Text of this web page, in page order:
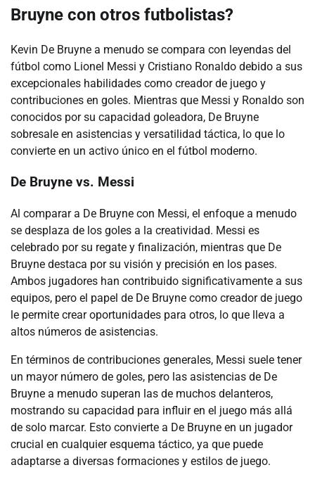
Bruyne con otros futbolistas?
Kevin De Bruyne a menudo se compara con leyendas del
fútbol como Lionel Messi y Cristiano Ronaldo debido a sus
excepcionales habilidades como creador de juego y
contribuciones en goles. Mientras que Messi y Ronaldo son
conocidos por su capacidad goleadora, De Bruyne
sobresale en asistencias y versatilidad táctica, lo que lo
convierte en un activo único en el fútbol moderno.
De Bruyne vs. Messi
Al comparar a De Bruyne con Messi, el enfoque a menudo
se desplaza de los goles a la creatividad. Messi es
celebrado por su regate y finalización, mientras que De
Bruyne destaca por su visión y precisión en los pases.
Ambos jugadores han contribuido significativamente a sus
equipos, pero el papel de De Bruyne como creador de juego
le permite crear oportunidades para otros, lo que lleva a
altos números de asistencias.
En términos de contribuciones generales, Messi suele tener
un mayor número de goles, pero las asistencias de De
Bruyne a menudo superan las de muchos delanteros,
mostrando su capacidad para influir en el juego más allá
de solo marcar. Esto convierte a De Bruyne en un jugador
crucial en cualquier esquema táctico, ya que puede
adaptarse a diversas formaciones y estilos de juego.